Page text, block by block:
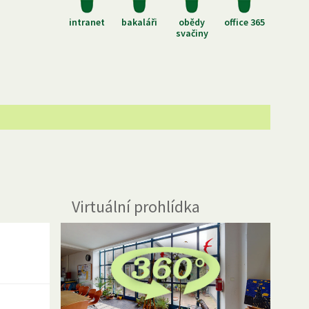
intranet bakaláři
obědy
svačiny
office 365
Virtuální prohlídka